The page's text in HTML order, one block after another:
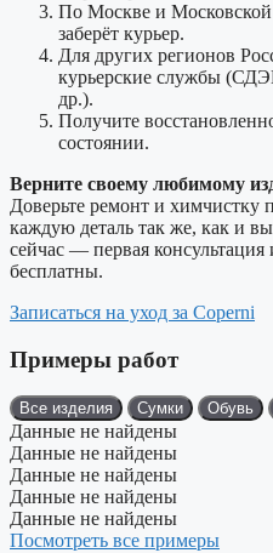
По Москве и Московской
заберёт курьер.
Для других регионов
курьерские службы
др.).
Получите
состоянии.
Верните своему любимому
Доверьте ремонт и химчистку
каждую деталь так же, как и
сейчас — первая
бесплатны.
Записаться на уход за Coperni
Примеры работ
Все изделия Сумки Обувь
Данные не найдены
Данные не найдены
Данные не найдены
Данные не найдены
Данные не найдены
Посмотреть все примеры